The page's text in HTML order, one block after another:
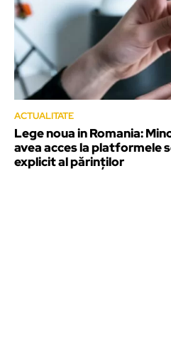
ACTUALITATE
Lege noua in Romania:
avea acces la platformele
explicit al părinților